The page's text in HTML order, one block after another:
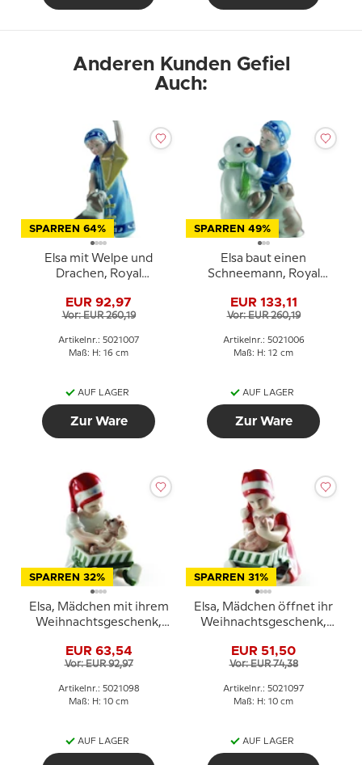
Anderen Kunden Gefiel
Auch:
SPARREN 64%
Elsa mit Welpe und
Drachen, Royal
007
EUR 92,97
Vor: EUR 260,19
Artikelnr.: 5021007
Maß: H: 16 cm
AUF LAGER
Zur Ware
SPARREN 49%
Elsa baut einen
Schneemann, Royal
006
EUR 133,11
Vor: EUR 260,19
Artikelnr.: 5021006
Maß: H: 12 cm
AUF LAGER
Zur Ware
SPARREN 32%
Elsa, Mädchen mit ihrem
Weihnachtsgeschenk,
Nr. 098
EUR 63,54
Vor: EUR 92,97
Artikelnr.: 5021098
Maß: H: 10 cm
AUF LAGER
SPARREN 31%
Elsa, Mädchen öffnet ihr
Weihnachtsgeschenk,
Nr. 097
EUR 51,50
Vor: EUR 74,38
Artikelnr.: 5021097
Maß: H: 10 cm
AUF LAGER